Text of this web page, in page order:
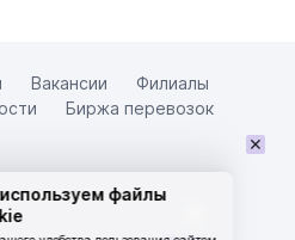
файлы
Вакансии
Филиалы
Биржа перевозок
×